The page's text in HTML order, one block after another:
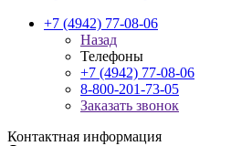
+7 (4942) 77-08-06
Назад
Телефоны
+7 (4942) 77-08-06
8-800-201-73-05
Заказать звонок
Контактная информация